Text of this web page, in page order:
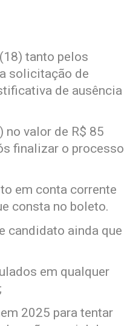
tanto pelos
solicitação de
de ausência
no valor de R$ 85
finalizar o processo
em conta corrente
consta no boleto.
candidato ainda que
em qualquer
2025 para tentar